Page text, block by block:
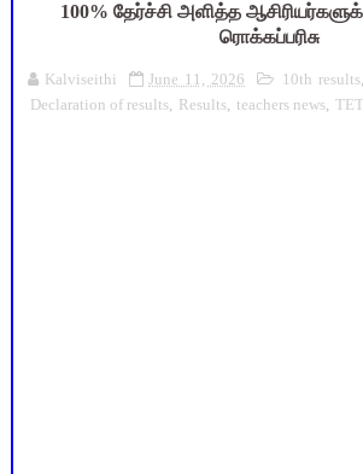
100% தேர்ச்சி அளித்த
ரொக்கப்பரிசு
Kalviseithi June 11, 2026 10th results,
Declaration of results, Results, teachers news,